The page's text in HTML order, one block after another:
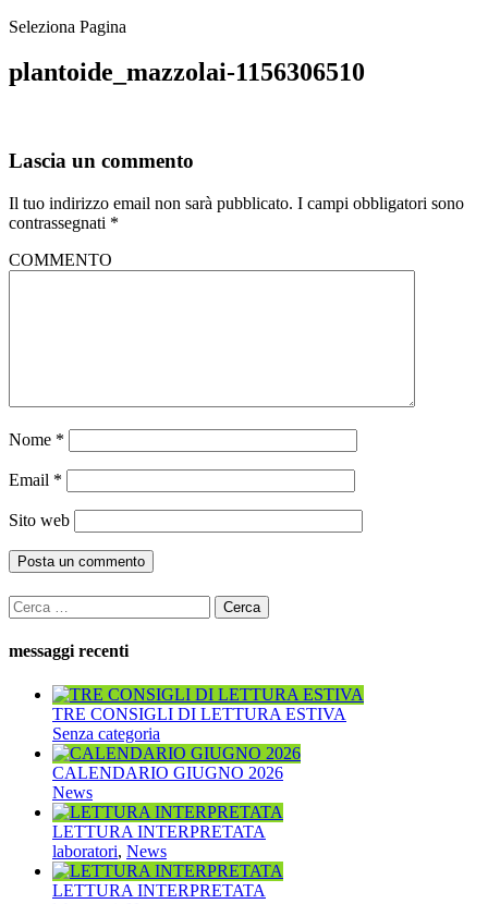
Seleziona Pagina
plantoide_mazzolai-1156306510
Lascia un commento
Il tuo indirizzo email non sarà pubblicato. I campi obbligatori sono
contrassegnati *
COMMENTO
Nome *
Email *
Sito web
Ricerca
per:
messaggi recenti
TRE CONSIGLI DI LETTURA ESTIVA
Senza categoria
CALENDARIO GIUGNO 2026
News
LETTURA INTERPRETATA
laboratori, News
LETTURA INTERPRETATA